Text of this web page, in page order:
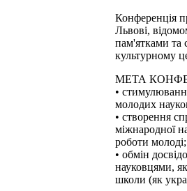
Конференція
Львові,
пам'ятками та
культурному
МЕТА
•
молодих
• створення
міжнародної
роботи молоді;
• обмін
науковцями,
школи (як